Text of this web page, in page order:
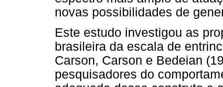
novas possibilidades de
Este estudo investigou as
brasileira da escala de
Carson, Carson e Bedeian
pesquisadores do